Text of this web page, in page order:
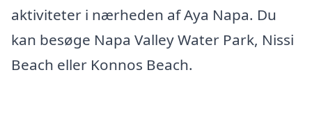
aktiviteter i nærheden af Aya Napa. Du
kan besøge Napa Valley Water Park, Nissi
Beach eller Konnos Beach.